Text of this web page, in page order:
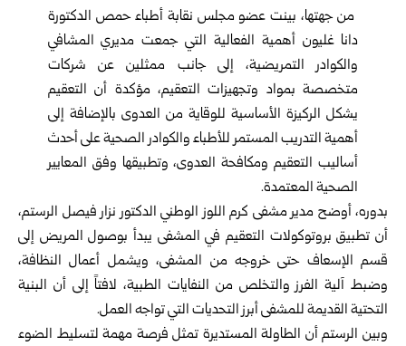
من جهتها، بينت عضو مجلس نقابة أطباء حمص الدكتورة
دانا غليون أهمية الفعالية التي جمعت مديري المشافي
والكوادر التمريضية، إلى جانب ممثلين عن شركات
متخصصة بمواد وتجهيزات التعقيم، مؤكدة أن التعقيم
يشكل الركيزة الأساسية للوقاية من العدوى بالإضافة إلى
أهمية التدريب المستمر للأطباء والكوادر الصحية على أحدث
أساليب التعقيم ومكافحة العدوى، وتطبيقها وفق المعايير
الصحية المعتمدة.
بدوره، أوضح مدير مشفى كرم اللوز الوطني الدكتور نزار فيصل الرستم،
أن تطبيق بروتوكولات التعقيم في المشفى يبدأ بوصول المريض إلى
قسم الإسعاف حتى خروجه من المشفى، ويشمل أعمال النظافة،
وضبط آلية الفرز والتخلص من النفايات الطبية، لافتاً إلى أن البنية
التحتية القديمة للمشفى أبرز التحديات التي تواجه العمل.
وبين الرستم أن الطاولة المستديرة تمثل فرصة مهمة لتسليط الضوء